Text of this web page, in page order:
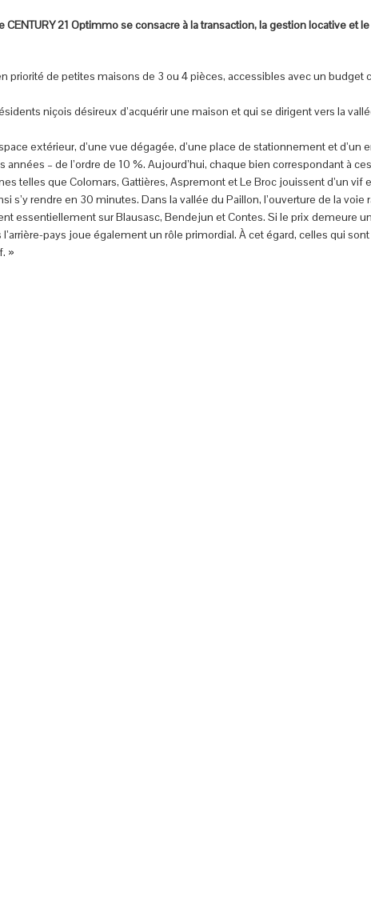
CENTURY 21 Optimmo se consacre à la transaction, la gestion locative et
priorité de petites maisons de 3 ou 4 pièces, accessibles avec un
niçois désireux d’acquérir une maison et qui se dirigent vers la
extérieur, d’une vue dégagée, d’une place de stationnement et
– de l’ordre de 10 %. Aujourd’hui, chaque bien correspondant à
telles que Colomars, Gattières, Aspremont et Le Broc jouissent d’un vif
s’y rendre en 30 minutes. Dans la vallée du Paillon, l’ouverture de la
essentiellement sur Blausasc, Bendejun et Contes. Si le prix demeure
pays joue également un rôle primordial. À cet égard, celles qui
»